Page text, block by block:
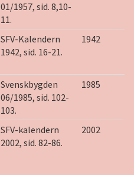
01/1957, sid. 8,10-
11.
SFV-Kalendern
1942, sid. 16-21.
1942
Svenskbygden
06/1985, sid. 102-
103.
1985
SFV-kalendern
2002, sid. 82-86.
2002